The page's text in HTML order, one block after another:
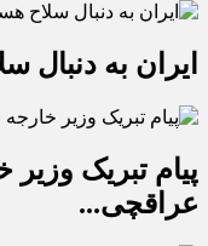
ایران به
پیام تبریک
عراقچی...